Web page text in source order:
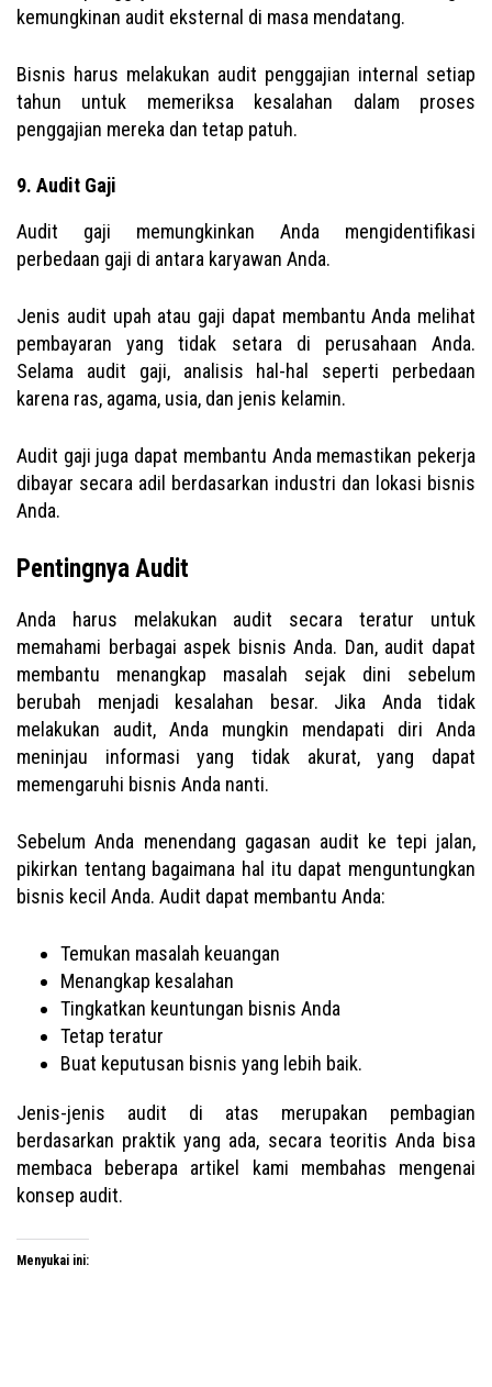
kemungkinan audit eksternal di masa mendatang.
Bisnis harus melakukan audit penggajian internal setiap
tahun untuk memeriksa kesalahan dalam proses
penggajian mereka dan tetap patuh.
9. Audit Gaji
Audit gaji memungkinkan Anda mengidentifikasi
perbedaan gaji di antara karyawan Anda.
Jenis audit upah atau gaji dapat membantu Anda melihat
pembayaran yang tidak setara di perusahaan Anda.
Selama audit gaji, analisis hal-hal seperti perbedaan
karena ras, agama, usia, dan jenis kelamin.
Audit gaji juga dapat membantu Anda memastikan pekerja
dibayar secara adil berdasarkan industri dan lokasi bisnis
Anda.
Pentingnya Audit
Anda harus melakukan audit secara teratur untuk
memahami berbagai aspek bisnis Anda. Dan, audit dapat
membantu menangkap masalah sejak dini sebelum
berubah menjadi kesalahan besar. Jika Anda tidak
melakukan audit, Anda mungkin mendapati diri Anda
meninjau informasi yang tidak akurat, yang dapat
memengaruhi bisnis Anda nanti.
Sebelum Anda menendang gagasan audit ke tepi jalan,
pikirkan tentang bagaimana hal itu dapat menguntungkan
bisnis kecil Anda. Audit dapat membantu Anda:
Temukan masalah keuangan
Menangkap kesalahan
Tingkatkan keuntungan bisnis Anda
Tetap teratur
Buat keputusan bisnis yang lebih baik.
Jenis-jenis audit di atas merupakan pembagian
berdasarkan praktik yang ada, secara teoritis Anda bisa
membaca beberapa artikel kami membahas mengenai
konsep audit.
Menyukai ini: